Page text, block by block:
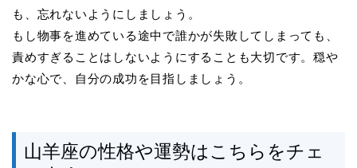
も、忘れないようにしましょう。
もし物事を進めている途中で誰かが失敗してしまっても、
責めすぎることはしないようにすることも大切です。穏や
かな心で、自分の成功を目指しましょう。
山羊座の性格や運勢はこちらをチェ